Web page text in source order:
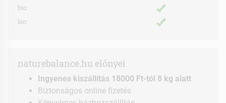
bio:
bio:
naturebalance.hu előnyei
Ingyenes kiszállítás 18000 Ft-tól 8 kg alatt
Biztonságos online fizetés